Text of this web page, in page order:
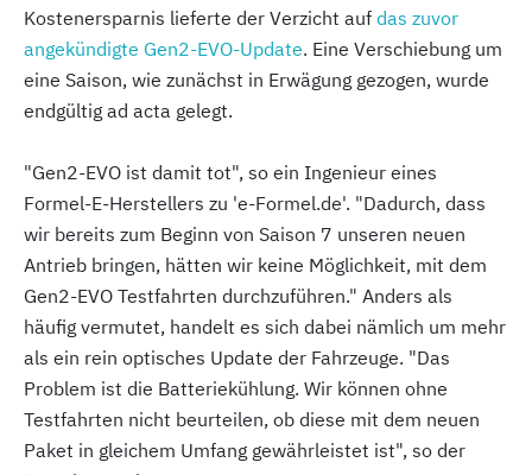
Kostenersparnis lieferte der Verzicht auf das zuvor
angekündigte Gen2-EVO-Update. Eine Verschiebung um
eine Saison, wie zunächst in Erwägung gezogen, wurde
endgültig ad acta gelegt.
"Gen2-EVO ist damit tot", so ein Ingenieur eines
Formel-E-Herstellers zu 'e-Formel.de'. "Dadurch, dass
wir bereits zum Beginn von Saison 7 unseren neuen
Antrieb bringen, hätten wir keine Möglichkeit, mit dem
Gen2-EVO Testfahrten durchzuführen." Anders als
häufig vermutet, handelt es sich dabei nämlich um mehr
als ein rein optisches Update der Fahrzeuge. "Das
Problem ist die Batteriekühlung. Wir können ohne
Testfahrten nicht beurteilen, ob diese mit dem neuen
Paket in gleichem Umfang gewährleistet ist", so der